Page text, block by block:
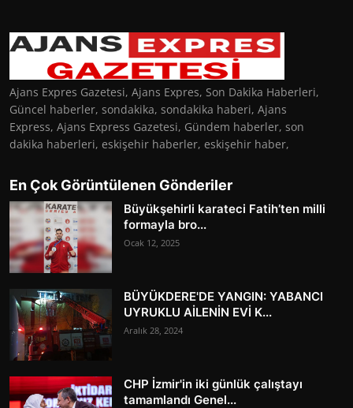
Ajans Expres Gazetesi, Ajans Expres, Son Dakika Haberleri,
Güncel haberler, sondakika, sondakika haberi, Ajans
Express, Ajans Express Gazetesi, Gündem haberler, son
dakika haberleri, eskişehir haberler, eskişehir haber,
En Çok Görüntülenen Gönderiler
Büyükşehirli karateci Fatih’ten milli
formayla bro...
Ocak 12, 2025
BÜYÜKDERE'DE YANGIN: YABANCI
UYRUKLU AİLENİN EVİ K...
Aralık 28, 2024
CHP İzmir'in iki günlük çalıştayı
tamamlandı Genel...